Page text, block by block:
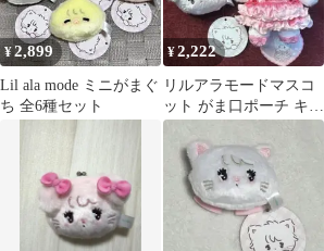
¥2,899
Lil ala mode ミニがまぐ
ち 全6種セット
¥2,222
リルアラモードマスコ
ット がま口ポーチ キャ
ミー2点セット